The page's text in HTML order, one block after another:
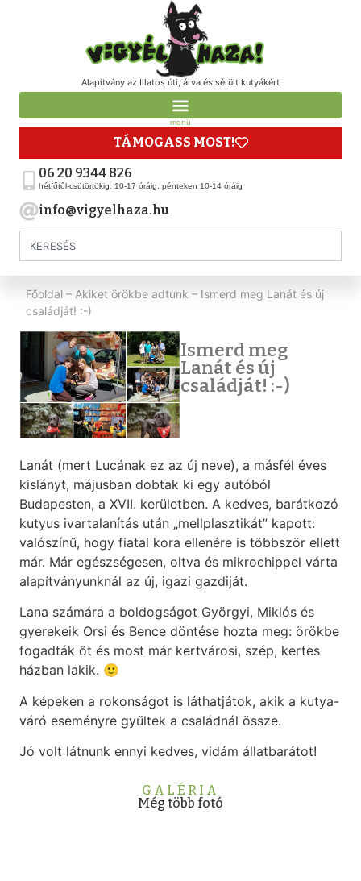
Alapítvány az Illatos úti, árva és sérült kutyákért
menü
TÁMOGASS MOST!
06 20 9344 826
hétfőtől-csütörtökig: 10-17 óráig, pénteken 10-14 óráig
info@vigyelhaza.hu
Főoldal – Akiket örökbe adtunk – Ismerd meg Lanát és új
családját! :-)
Ismerd meg
Lanát és új
családját! :-)
Lanát (mert Lucának ez az új neve), a másfél éves
kislányt, májusban dobtak ki egy autóból
Budapesten, a XVII. kerületben. A kedves, barátkozó
kutyus ivartalanítás után „mellplasztikát” kapott:
valószínű, hogy fiatal kora ellenére is többször ellett
már. Már egészségesen, oltva és mikrochippel várta
alapítványunknál az új, igazi gazdiját.
Lana számára a boldogságot Györgyi, Miklós és
gyerekeik Orsi és Bence döntése hozta meg: örökbe
fogadták őt és most már kertvárosi, szép, kertes
házban lakik. 🙂
A képeken a rokonságot is láthatjátok, akik a kutya-
váró eseményre gyűltek a családnál össze.
Jó volt látnunk ennyi kedves, vidám állatbarátot!
GALÉRIA
Még több fotó